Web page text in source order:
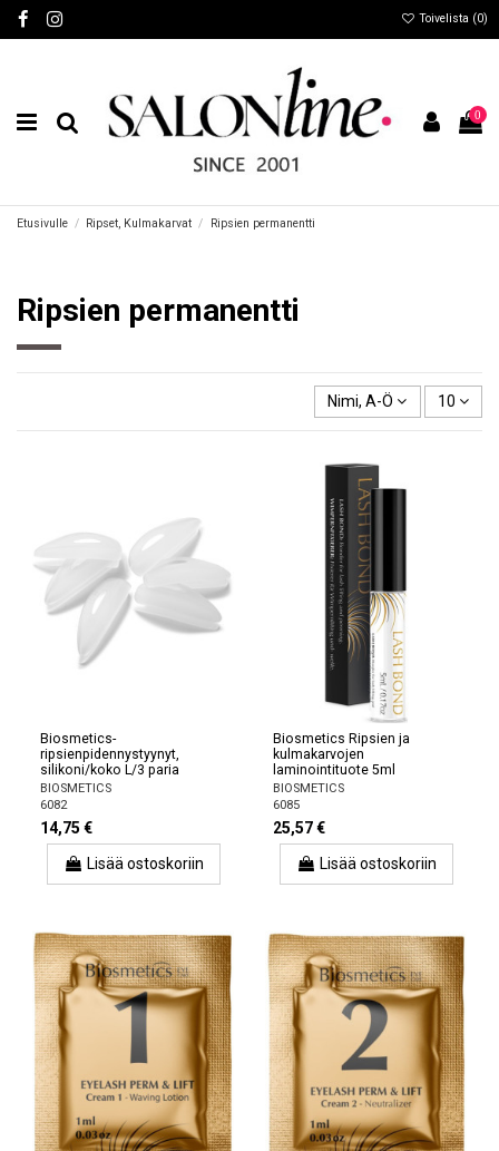
Toivelista (0)
0
Etusivulle Ripset, Kulmakarvat Ripsien permanentti
Ripsien permanentti
Nimi, A-Ö 10
Biosmetics-
ripsienpidennystyynyt,
silikoni/koko L/3 paria
BIOSMETICS
6082
14,75 €
Lisää ostoskoriin
Biosmetics Ripsien ja
kulmakarvojen
laminointituote 5ml
BIOSMETICS
6085
25,57 €
Lisää ostoskoriin